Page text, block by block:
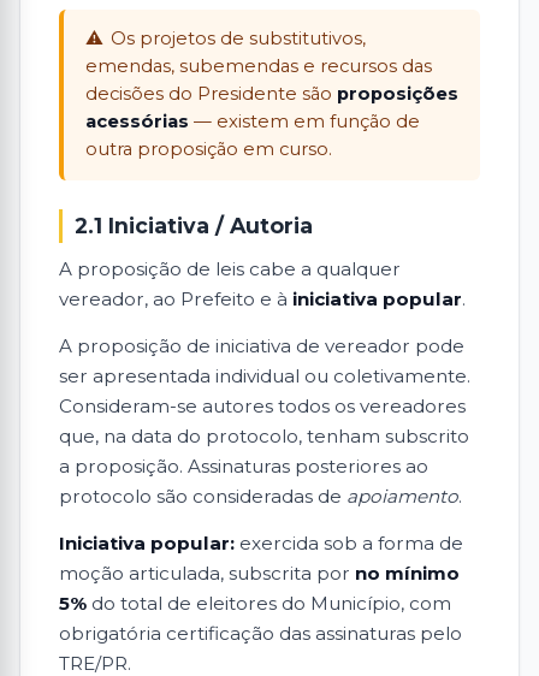
Os projetos de substitutivos,
emendas, subemendas e recursos das
decisões do Presidente são proposições
acessórias — existem em função de
outra proposição em curso.
2.1 Iniciativa / Autoria
A proposição de leis cabe a qualquer
vereador, ao Prefeito e à iniciativa popular.
A proposição de iniciativa de vereador pode
ser apresentada individual ou coletivamente.
Consideram-se autores todos os vereadores
que, na data do protocolo, tenham subscrito
a proposição. Assinaturas posteriores ao
protocolo são consideradas de apoiamento.
Iniciativa popular: exercida sob a forma de
moção articulada, subscrita por no mínimo
5% do total de eleitores do Município, com
obrigatória certificação das assinaturas pelo
TRE/PR.